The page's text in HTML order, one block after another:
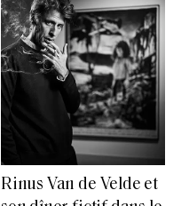
Rinus Van de Velde et